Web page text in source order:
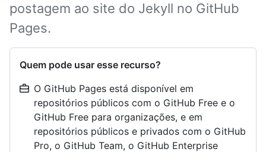
postagem ao site do Jekyll no GitHub
Pages.
Quem pode usar esse recurso?
O GitHub Pages está disponível em
repositórios públicos com o GitHub Free e o
GitHub Free para organizações, e em
repositórios públicos e privados com o GitHub
Pro, o GitHub Team, o GitHub Enterprise